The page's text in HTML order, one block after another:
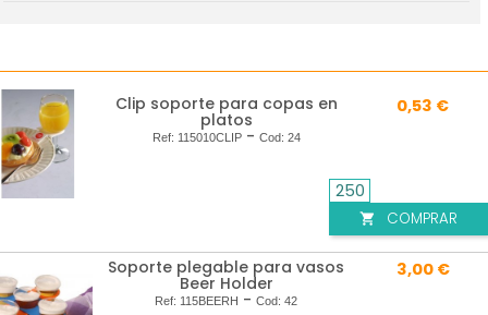
Clip soporte para copas en
platos
Ref: 115010CLIP- Cod: 24
0,53 €
 COMPRAR
Soporte plegable para vasos
Beer Holder
Ref: 115BEERH - Cod: 42
3,00 €